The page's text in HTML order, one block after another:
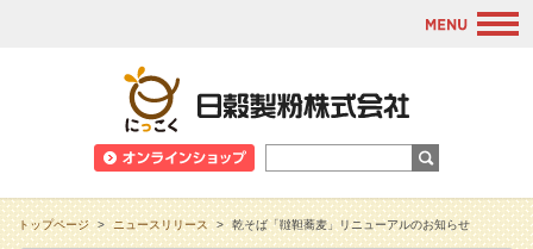
トップページ > ニュースリリース > 乾そば「韃靼蕎麦」リニューアルのお知らせ